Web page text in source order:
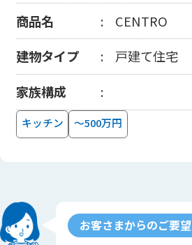
商品名
CENTRO
建物タイプ
戸建て住宅
家族構成
キッチン ～500万円
お客さまからのご要望